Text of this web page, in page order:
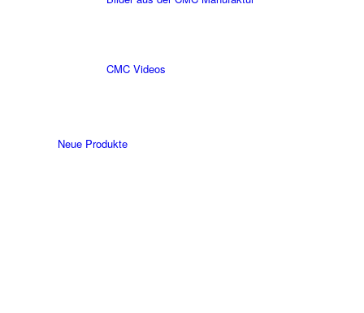
CMC Videos
Neue Produkte